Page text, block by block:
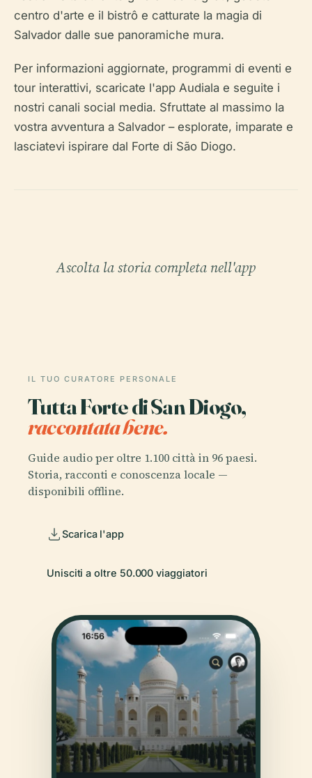
centro d'arte e il bistrô e catturate la magia di
Salvador dalle sue panoramiche mura.
Per informazioni aggiornate, programmi di eventi e
tour interattivi, scaricate l'app Audiala e seguite i
nostri canali social media. Sfruttate al massimo la
vostra avventura a Salvador – esplorate, imparate e
lasciatevi ispirare dal Forte di São Diogo.
Ascolta la storia completa nell'app
IL TUO CURATORE PERSONALE
Tutta Forte di San Diogo,
raccontata bene.
Guide audio per oltre 1.100 città in 96 paesi.
Storia, racconti e conoscenza locale —
disponibili offline.
Scarica l'app
Unisciti a oltre 50.000 viaggiatori